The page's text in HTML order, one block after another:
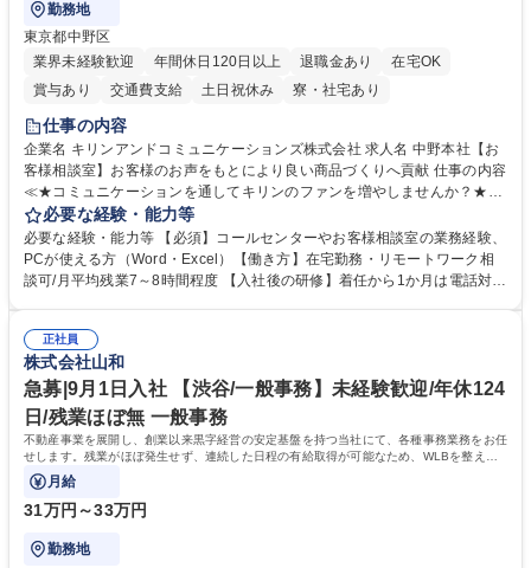
勤務地
東京都中野区
業界未経験歓迎
年間休日120日以上 退職金あり
在宅OK
賞与あり
交通費支給 土日祝休み 寮・社宅あり
仕事の内容
企業名 キリンアンドコミュニケーションズ株式会社 求人名 中野本社【お
客様相談室】お客様のお声をもとにより良い商品づくりへ貢献 仕事の内容
≪★コミュニケーションを通してキリンのファンを増やしませんか？★≫
お客様のお声をより良い商品づくりに活かしていく上で、窓口となるお客
様相談室でのお仕事です。 日々お客様からいただくキリングループへのご
意見を、企業活動に活かしています。お客様からの声に迅速かつ誠意をも
って対応、情報提供するとともにグループ内活動に反映しています。 【具
平均100件前後■メール・手紙：同上40件前後 募集職種 中野本社【お客様
相談室】お客様のお声をもとにより良い商品づくりへ貢献
必要な経験・能力等
必要な経験・能力等 【必須】コールセンターやお客様相談室の業務経験、
PCが使える方（Word・Excel）【働き方】在宅勤務・リモートワーク相
談可/月平均残業7～8時間程度 【入社後の研修】着任から1か月は電話対応
すのでご安心ください。 【当社について】キリングループの広報機能を担
う会社として、お客様との出会いを大切にし、磨き上げたホスピタリティ
を込めてコミュニケーションをとりながら広報関連業務を行っておりま
す。 学歴・資格 学歴：大学院 大学 高専 短大 専修学校 高校 語学力： 資
格：
正社員
株式会社山和
急募|9月1日入社 【渋谷/一般事務】未経験歓迎/年休124
日/残業ほぼ無 一般事務
不動産事業を展開し、創業以来黒字経営の安定基盤を持つ当社にて、各種事務業務をお任
せします。残業がほぼ発生せず、連続した日程の有給取得が可能なため、WLBを整えた
い方にお勧めの環境です！
月給
31万円～33万円
勤務地